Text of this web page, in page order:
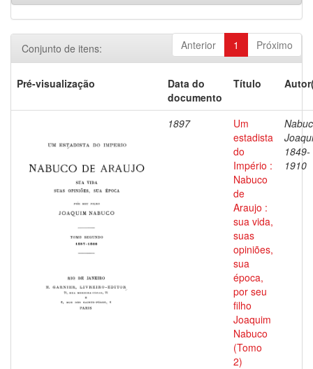
Anterior 1 Próximo
Conjunto de itens:
Pré-visualização
Data do
documento
Título
1897
Um
estadista
do
Império :
Nabuco
de
Araujo :
sua vida,
suas
opiniões,
sua
época,
por seu
filho
Joaquim
Nabuco
(Tomo
2)
1849-
1910